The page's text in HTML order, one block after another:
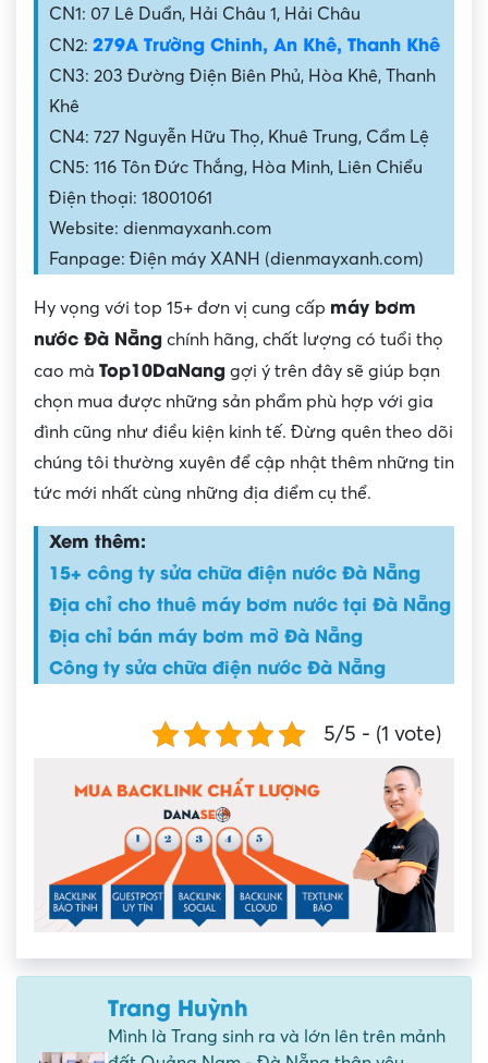
CN1: 07 Lê Duẩn, Hải Châu 1, Hải Châu
CN2: 279A Trường Chinh, An Khê, Thanh Khê
CN3: 203 Đường Điện Biên Phủ, Hòa Khê, Thanh
Khê
CN4: 727 Nguyễn Hữu Thọ, Khuê Trung, Cẩm Lệ
CN5: 116 Tôn Đức Thắng, Hòa Minh, Liên Chiểu
Điện thoại: 18001061
Website: dienmayxanh.com
Fanpage: Điện máy XANH (dienmayxanh.com)
Hy vọng với top 15+ đơn vị cung cấp máy bơm
nước Đà Nẵng chính hãng, chất lượng có tuổi thọ
cao mà Top10DaNang gợi ý trên đây sẽ giúp bạn
chọn mua được những sản phẩm phù hợp với gia
đình cũng như điều kiện kinh tế. Đừng quên theo dõi
chúng tôi thường xuyên để cập nhật thêm những tin
tức mới nhất cùng những địa điểm cụ thể.
Xem thêm:
15+ công ty sửa chữa điện nước Đà Nẵng
Địa chỉ cho thuê máy bơm nước tại Đà Nẵng
Địa chỉ bán máy bơm mỡ Đà Nẵng
Công ty sửa chữa điện nước Đà Nẵng
5/5 - (1 vote)
Trang Huỳnh
Mình là Trang sinh ra và lớn lên trên mảnh